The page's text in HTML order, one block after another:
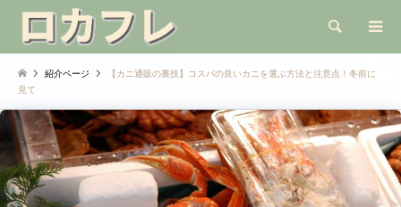
検索
紹介ページ
【カニ通販の裏技】コスパの良いカニを選ぶ方法と注意点！冬前に
見て